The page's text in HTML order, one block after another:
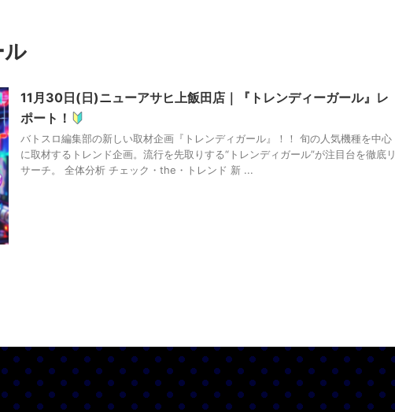
ル
11月30日(日)ニューアサヒ上飯田店｜『トレンディーガール』レ
ポート！
バトスロ編集部の新しい取材企画『トレンディガール』！！ 旬の人気機種を中心
に取材するトレンド企画。流行を先取りする“トレンディガール”が注目台を徹底リ
サーチ。 全体分析 チェック・the・トレンド 新 ...